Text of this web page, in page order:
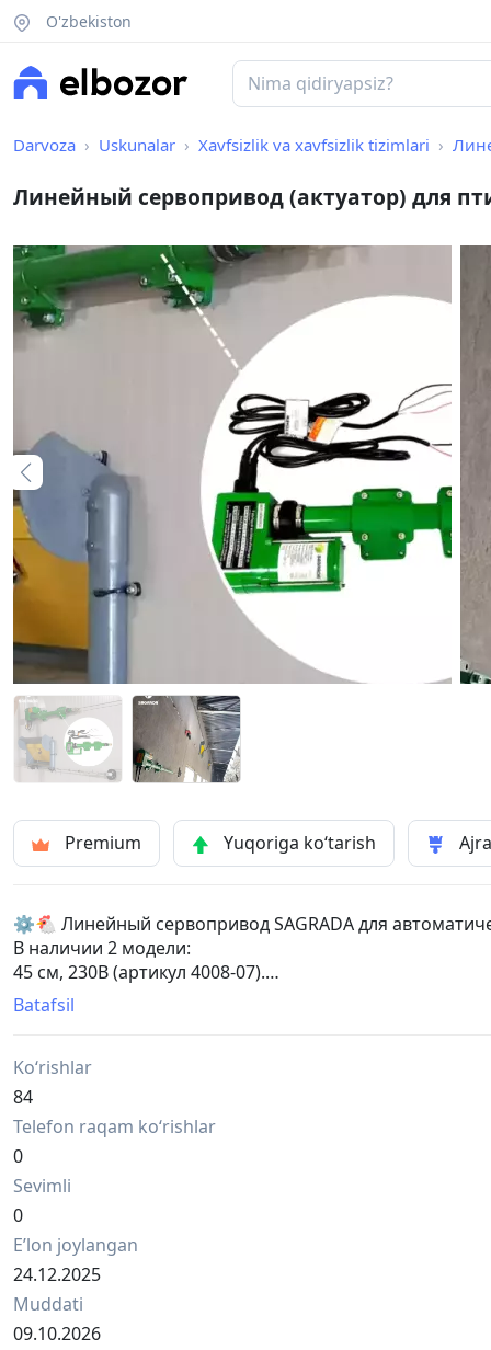
O'zbekiston
Darvoza Uskunalar Xavfsizlik va xavfsizlik tizimlari
Линейный сервопривод (актуатор) для
Premium Yuqoriga ko‘tarish
⚙️🐔 Линейный сервопривод SAGRADA для
В наличии 2 модели:
45 см, 230В (артикул 4008-07).
60 см, 230В (артикул 4008-05).
-
⚙️🐔 Parrandachilik fermalarida kirish klapanlarini
2 ta model mavjud:
45 sm, 230 V (buyum 4008-07).
60 sm, 230 V (buyum 4008-05).
🇪🇺 Yevropa ishlab chiqarishi.
SAGRADA omborida mavjud.
Batafsil
Ko‘rishlar
84
Telefon raqam ko‘rishlar
0
Sevimli
0
Eʼlon joylangan
24.12.2025
Muddati
09.10.2026